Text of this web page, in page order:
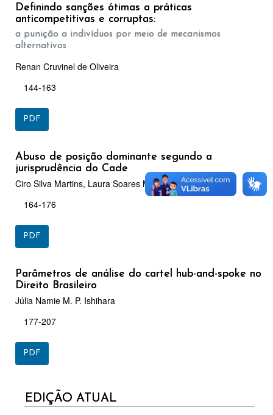
Definindo sanções ótimas a práticas
anticompetitivas e corruptas:
a punição a indivíduos por meio de mecanismos
alternativos
Renan Cruvinel de Oliveira
144-163
PDF
Abuso de posição dominante segundo a
jurisprudência do Cade
Ciro Silva Martins, Laura Soares Miranda dos Santos
164-176
PDF
Parâmetros de análise do cartel hub-and-spoke no
Direito Brasileiro
Júlia Namie M. P. Ishihara
177-207
PDF
CURRENT
EDIÇÃO ATUAL